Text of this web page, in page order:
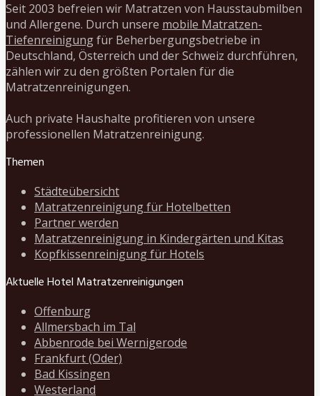
Seit 2003 befreien wir Matratzen von Hausstaubmilben
und Allergene. Durch unsere mobile Matratzen-
Tiefenreinigungfür Beherbergungsbetriebe in
Deutschland, Österreich und der Schweiz durchführen,
zählen wir zu den größten Portalen für die
Matratzenreinigungen.
Auch private Haushalte profitieren von unsere
professionellen Matratzenreinigung.
Themen
Städteübersicht
Matratzenreinigung für Hotelbetten
Partner werden
Matratzenreinigung in Kindergärten und Kitas
Kopfkissenreinigung für Hotels
Aktuelle Hotel Matratzenreinigungen
Offenburg
Allmersbach im Tal
Abbenrode bei Wernigerode
Frankfurt (Oder)
Bad Kissingen
Westerland